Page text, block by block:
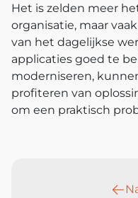
Het is zelden meer
organisatie, maar
van het dagelijkse
applicaties goed te
moderniseren,
profiteren van
om een praktisch